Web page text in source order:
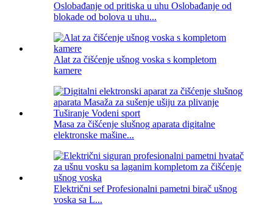
Oslobađanje od pritiska u uhu Oslobađanje od
blokade od bolova u uhu...
Alat za čišćenje ušnog voska s kompletom
kamere
Masa za čišćenje slušnog aparata digitalne
elektronske mašine...
Električni sef Profesionalni pametni birač ušnog
voska sa L...